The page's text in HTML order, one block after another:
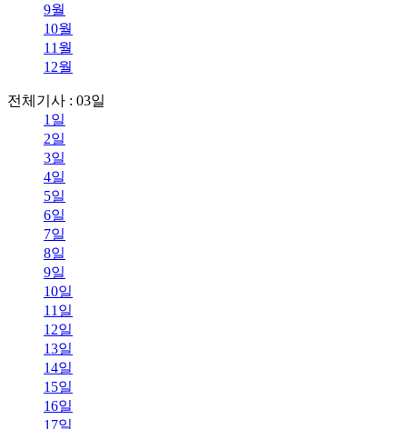
9월
10월
11월
12월
전체기사 : 03일
1일
2일
3일
4일
5일
6일
7일
8일
9일
10일
11일
12일
13일
14일
15일
16일
17일